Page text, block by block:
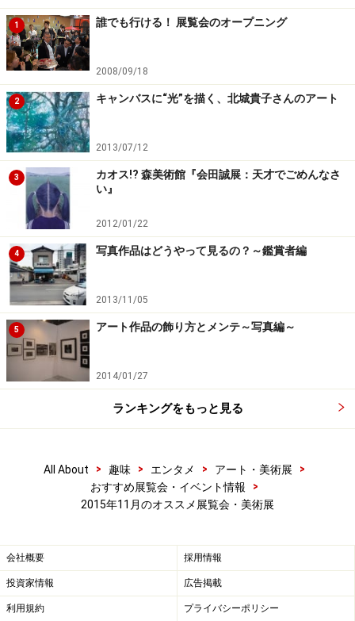
■展覧会DATA
展覧会名称：琳派誕生400年記念 琳派 京（みやこ）
を彩る
会場：京都国立博物館 平成知新館
会期：2015年10月10日（土）～11月23日(月・祝)
開館時間：9:30～18:00
※金曜は20:00まで
※入館は閉館の30分前まで
休館日：月曜日
※11月23日は開館
Web:
http://rinpa.exhn.jp/
次のページでは三菱一号館美術館（丸の内）：プラド美
術館展 ―スペイン宮廷 美への情熱を紹介します。
※記事内容は執筆時点のものです。最新の内容をご確認くださ
い。
1/5
1 誰でも行ける！ 展覧会のオープニング
2008/09/18
2 キャンバスに“光”を描く、北城貴子さんのアート
2013/07/12
3
カオス!? 森美術館『会田誠展：天才でごめんなさ
い』
2012/01/22
4 写真作品はどうやって見るの？～鑑賞者編
2013/11/05
5 アート作品の飾り方とメンテ～写真編～
2014/01/27
ランキングをもっと見る
All About > 趣味 > エンタメ > アート・美術展
>
おすすめ展覧会・イベント情報
>
2015年11月のオススメ展覧会・美術展
会社概要 採用情報
投資家情報 広告掲載
利用規約 プライバシーポリシー